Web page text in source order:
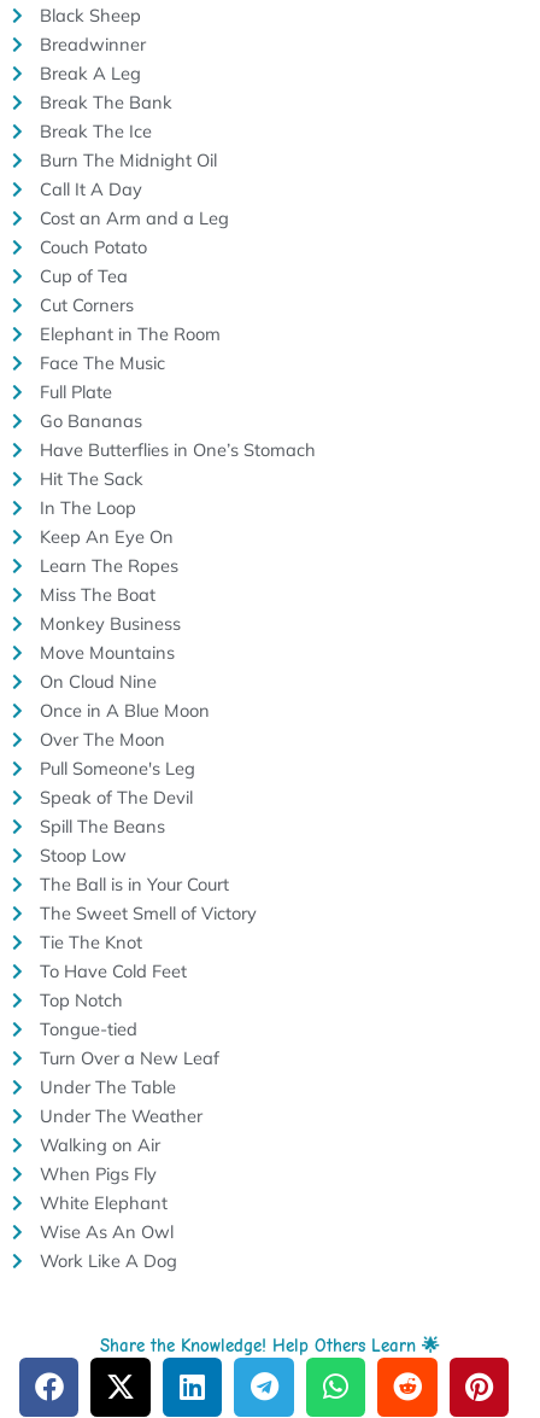
Black Sheep
Breadwinner
Break A Leg
Break The Bank
Break The Ice
Burn The Midnight Oil
Call It A Day
Cost an Arm and a Leg
Couch Potato
Cup of Tea
Cut Corners
Elephant in The Room
Face The Music
Full Plate
Go Bananas
Have Butterflies in One’s Stomach
Hit The Sack
In The Loop
Keep An Eye On
Learn The Ropes
Miss The Boat
Monkey Business
Move Mountains
On Cloud Nine
Once in A Blue Moon
Over The Moon
Pull Someone's Leg
Speak of The Devil
Spill The Beans
Stoop Low
The Ball is in Your Court
The Sweet Smell of Victory
Tie The Knot
To Have Cold Feet
Top Notch
Tongue-tied
Turn Over a New Leaf
Under The Table
Under The Weather
Walking on Air
When Pigs Fly
White Elephant
Wise As An Owl
Work Like A Dog
Share the Knowledge! Help Others Learn 🌟